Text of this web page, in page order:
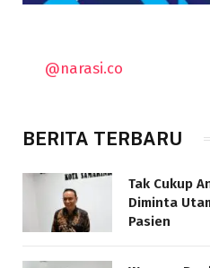
@narasi.co
BERITA TERBARU
Tak Cukup
Diminta
Pasien